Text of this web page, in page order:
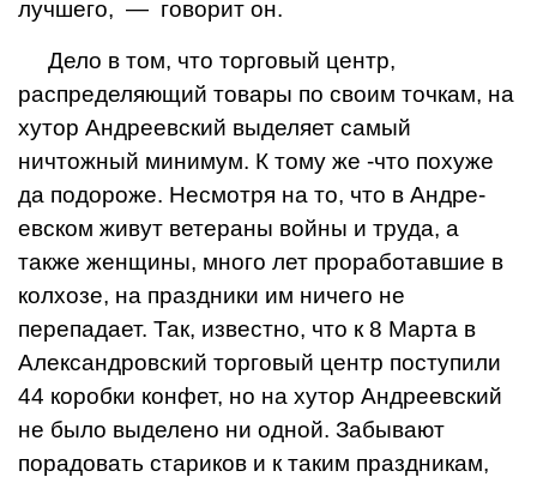
лучшего, — говорит он.
Дело в том, что торго­вый центр,
распределяю­щий товары по своим точ­кам, на
хутор Андреевский выделяет самый
ничтожный минимум. К тому же -что похуже
да подороже. Не­смотря на то, что в Андре­
евском живут ветераны войны и труда, а
также женщины, много лет прора­ботавшие в
колхозе, на праздники им ничего не
перепадает. Так, известно, что к 8 Марта в
Алексан­дровский торговый центр поступили
44 коробки кон­фет, но на хутор Андреев­ский
не было выделено ни одной. Забывают
порадо­вать стариков и к таким праздникам,